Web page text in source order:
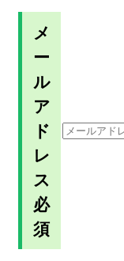
メ
ー
ル
ア
ド
レ
ス
必
須